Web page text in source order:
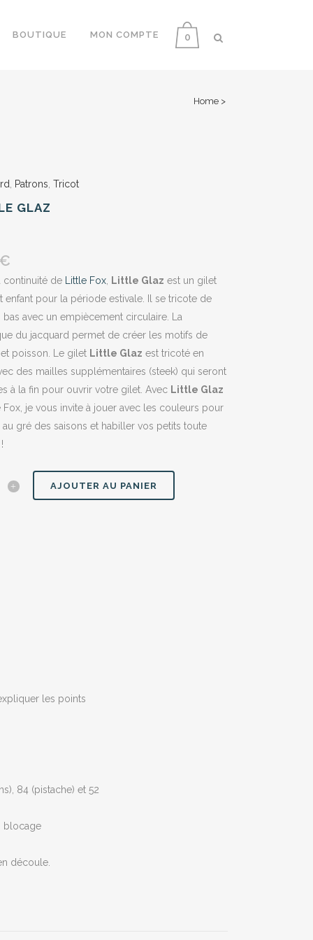
0
BOUTIQUE MON COMPTE
Home >
Patrons Tricot
GLAZ
continuité de Little Fox, Little Glaz est un gilet
enfant pour la période estivale. Il se tricote de
bas avec un empiècement circulaire. La
du jacquard permet de créer les motifs de
poisson. Le gilet Little Glaz est tricoté en
des mailles supplémentaires (steek) qui seront
à la fin pour ouvrir votre gilet. Avec Little Glaz
Fox, je vous invite à jouer avec les couleurs pour
gré des saisons et habiller vos petits toute
AJOUTER AU PANIER
les points
84 (pistache) et 52
blocage
découle.